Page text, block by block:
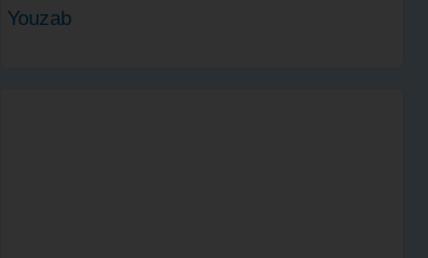
Youzab